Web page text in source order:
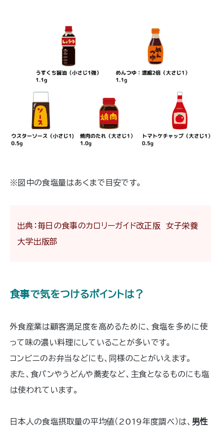
※図中の食塩量はあくまで目安です。
出典：毎日の食事のカロリーガイド改正版 女子栄養
大学出版部
食事で気をつけるポイントは？
外食産業は顧客満足度を高めるために、食塩を多めに使
って味の濃い料理にしていることが多いです。
コンビニのお弁当などにも、同様のことがいえます。
また、食パンやうどんや蕎麦など、主食となるものにも塩
は使われています。
日本人の食塩摂取量の平均値（2019年度調べ）は、男性